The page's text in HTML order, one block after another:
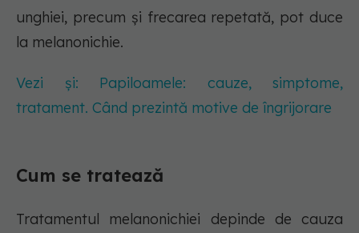
unghiei, precum și frecarea repetată, pot duce
la melanonichie.
Vezi și: Papiloamele: cauze, simptome,
tratament. Când prezintă motive de îngrijorare
Cum se tratează
Tratamentul melanonichiei depinde de cauza